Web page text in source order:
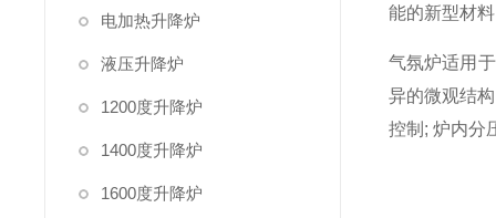
电加热升降炉
液压升降炉
1200度升降炉
1400度升降炉
1600度升降炉
能的新型材
气氛炉适用
异的微观结
控制; 炉内分